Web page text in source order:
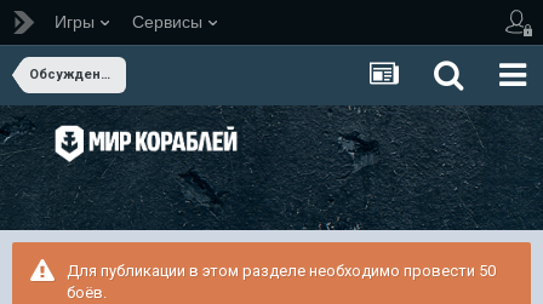
Игры Сервисы
Обсуждение Мира Кораблей
Для публикации в этом разделе необходимо провести 50
боёв.